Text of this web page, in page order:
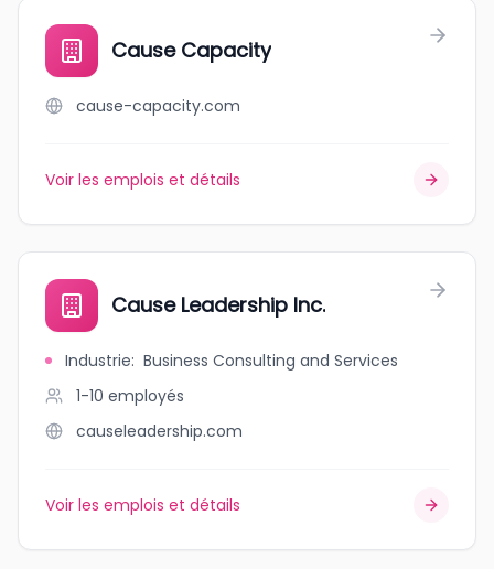
Cause Capacity
cause-capacity.com
Voir les emplois et détails
Cause Leadership Inc.
Industrie: Business Consulting and Services
1-10 employés
causeleadership.com
Voir les emplois et détails